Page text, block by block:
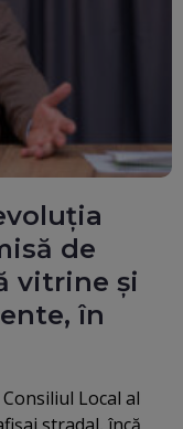
de
vitrine și
în
Local al